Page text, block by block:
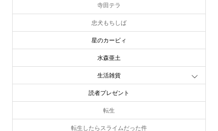
寺田テラ
忠犬もちしば
星のカービィ
水森亜土
生活雑貨
読者プレゼント
転生
転生したらスライムだった件